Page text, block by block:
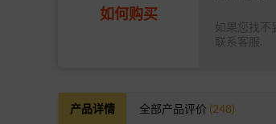
如何购买
如果您找不
联系客服.
产品详情 全部产品评价 (248)